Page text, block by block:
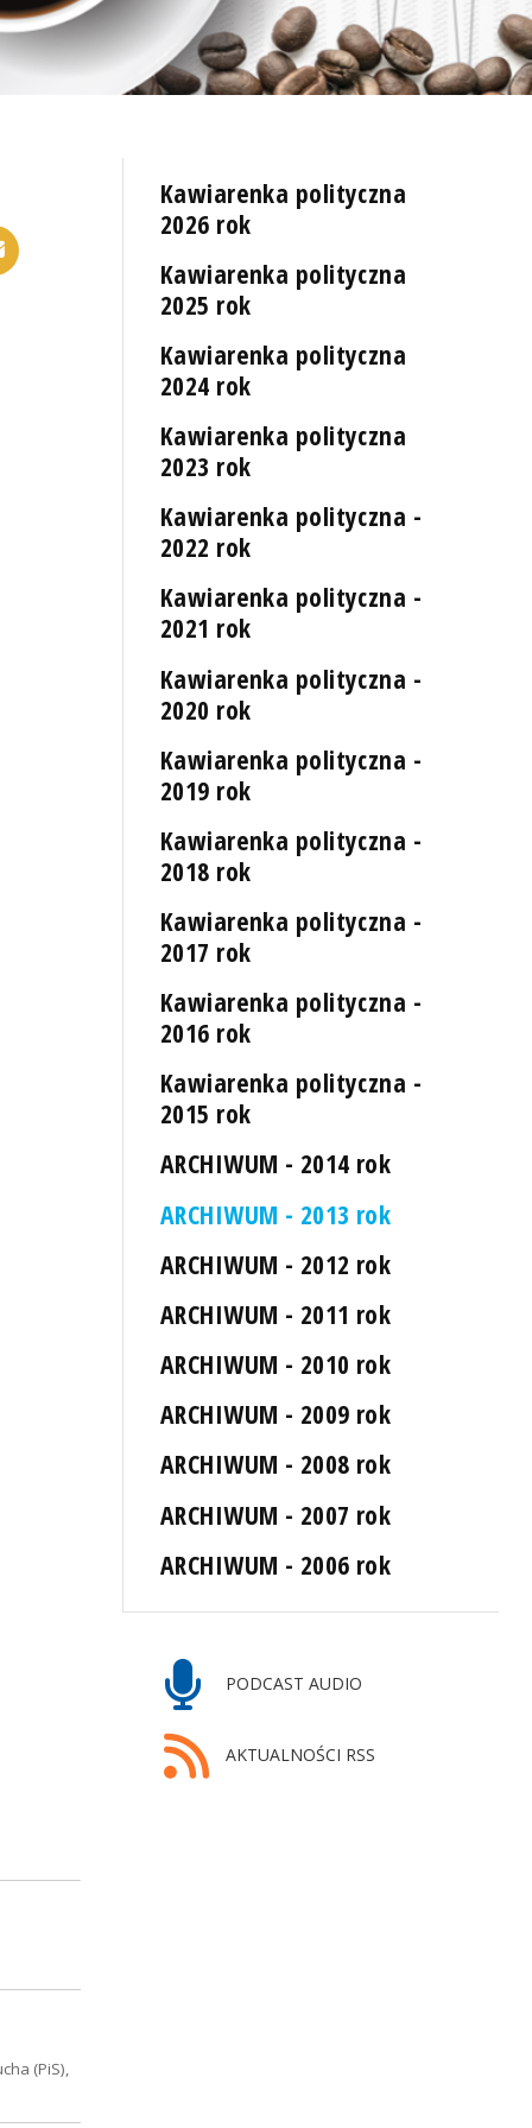
Kawiarenka polityczna
2026 rok
Kawiarenka polityczna
2025 rok
Kawiarenka polityczna
2024 rok
Kawiarenka polityczna
2023 rok
Kawiarenka polityczna -
2022 rok
Kawiarenka polityczna -
2021 rok
Kawiarenka polityczna -
2020 rok
Kawiarenka polityczna -
2019 rok
Kawiarenka polityczna -
2018 rok
Kawiarenka polityczna -
2017 rok
Kawiarenka polityczna -
2016 rok
Kawiarenka polityczna -
2015 rok
ARCHIWUM - 2014 rok
ARCHIWUM - 2013 rok
ARCHIWUM - 2012 rok
ARCHIWUM - 2011 rok
ARCHIWUM - 2010 rok
ARCHIWUM - 2009 rok
ARCHIWUM - 2008 rok
ARCHIWUM - 2007 rok
ARCHIWUM - 2006 rok
PODCAST AUDIO
AKTUALNOŚCI RSS
(PiS),